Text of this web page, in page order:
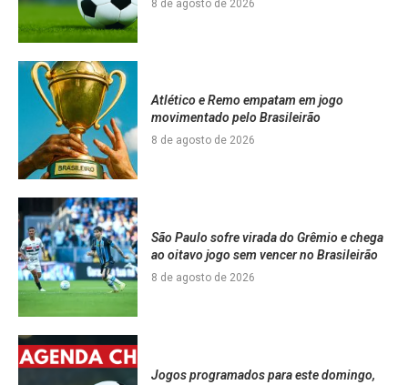
8 de agosto de 2026
Atlético e Remo empatam em jogo
movimentado pelo Brasileirão
8 de agosto de 2026
São Paulo sofre virada do Grêmio e chega
ao oitavo jogo sem vencer no Brasileirão
8 de agosto de 2026
Jogos programados para este domingo,